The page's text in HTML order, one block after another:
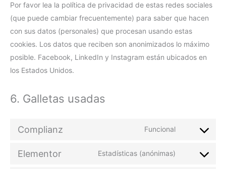
Por favor lea la política de privacidad de estas redes sociales
(que puede cambiar frecuentemente) para saber que hacen
con sus datos (personales) que procesan usando estas
cookies. Los datos que reciben son anonimizados lo máximo
posible. Facebook, LinkedIn y Instagram están ubicados en
los Estados Unidos.
6. Galletas usadas
Complianz Funcional
Elementor Estadísticas (anónimas)